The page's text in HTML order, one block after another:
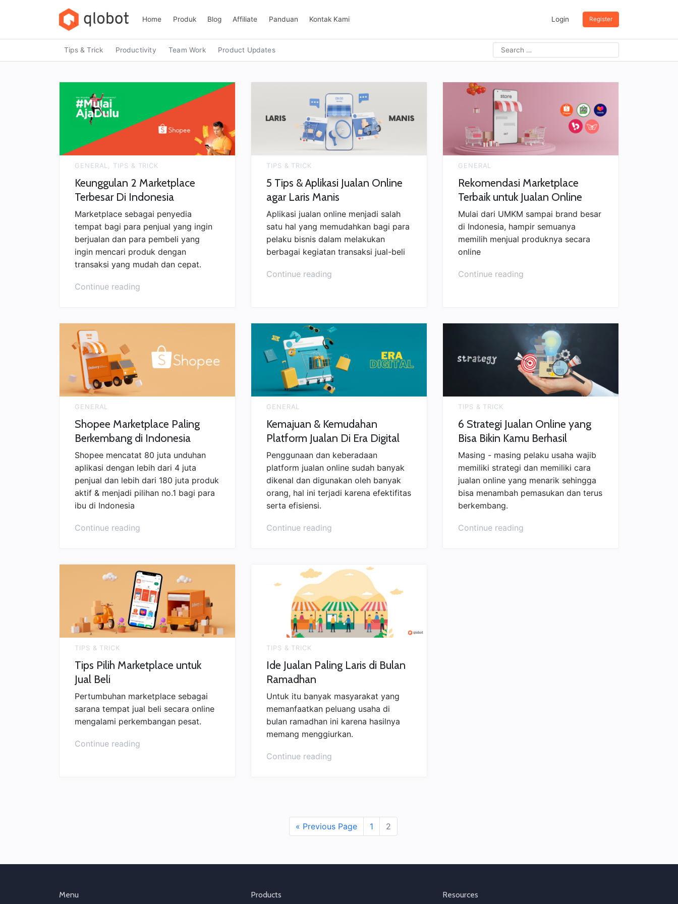
Home Produk Blog Affiliate Panduan Kontak Kami Login Register
Tips & Trick Productivity Team Work Product Updates
Search
for:
GENERAL TIPS & TRICK
Keunggulan 2 Marketplace
Terbesar Di Indonesia
Marketplace sebagai penyedia
tempat bagi para penjual yang ingin
berjualan dan para pembeli yang
ingin mencari produk dengan
transaksi yang mudah dan cepat.
Continue reading
Terbesar
Indonesia”
TIPS & TRICK
5 Tips & Aplikasi Jualan Online
agar Laris Manis
Aplikasi jualan online menjadi salah
satu hal yang memudahkan bagi para
pelaku bisnis dalam melakukan
berbagai kegiatan transaksi jual-beli
Continue reading“5
Jualan
Online
agar
Laris
Manis”
GENERAL
Rekomendasi Marketplace
Terbaik untuk Jualan Online
Mulai dari UMKM sampai brand besar
di Indonesia, hampir semuanya
memilih menjual produknya secara
online
Continue reading“Rekomendasi
Jualan
Online”
GENERAL
Shopee Marketplace Paling
Berkembang di Indonesia
Shopee mencatat 80 juta unduhan
aplikasi dengan lebih dari 4 juta
penjual dan lebih dari 180 juta produk
aktif & menjadi pilihan no.1 bagi para
ibu di Indonesia
Continue reading
Berkembang
di
Indonesia”
GENERAL
Kemajuan & Kemudahan
Platform Jualan Di Era Digital
Penggunaan dan keberadaan
platform jualan online sudah banyak
dikenal dan digunakan oleh banyak
orang, hal ini terjadi karena efektifitas
serta efisiensi.
Continue reading“Kemajuan
Jualan
Era
Digital”
TIPS & TRICK
6 Strategi Jualan Online yang
Bisa Bikin Kamu Berhasil
Masing - masing pelaku usaha wajib
memiliki strategi dan memiliki cara
jualan online yang menarik sehingga
bisa menambah pemasukan dan terus
berkembang.
Continue reading“6
TIPS & TRICK
Tips Pilih Marketplace untuk
Jual Beli
Pertumbuhan marketplace sebagai
sarana tempat jual beli secara online
mengalami perkembangan pesat.
Continue reading
TIPS & TRICK
Ide Jualan Paling Laris di Bulan
Ramadhan
Untuk itu banyak masyarakat yang
memanfaatkan peluang usaha di
bulan ramadhan ini karena hasilnya
memang menggiurkan.
Continue reading“Ide
Bulan
Ramadhan”
« Previous Page 1 2
Menu Products Resources